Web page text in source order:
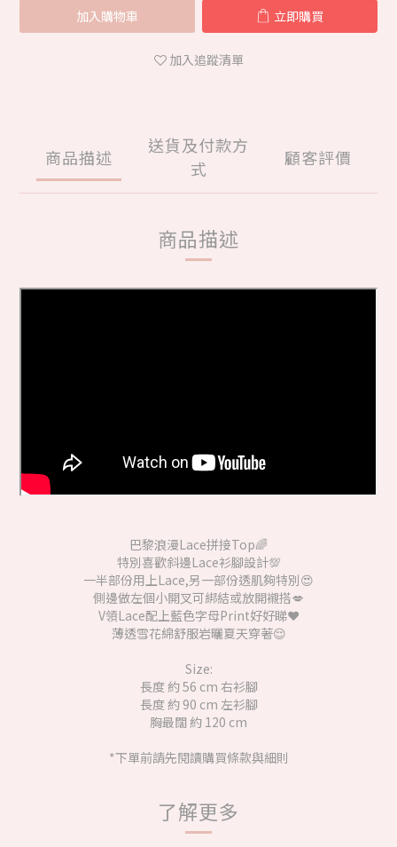
加入購物車 立即購買
加入追蹤清單
商品描述
送貨及付款方
式
顧客評價
商品描述
巴黎浪漫Lace拼接Top🌈
特別喜歡斜邊Lace衫腳設計💯
一半部份用上Lace,另一部份透肌夠特別😍
側邊做左個小開叉可綁結或放開襯搭💋
V領Lace配上藍色字母Print好好睇❤️
薄透雪花綿舒服岩曬夏天穿著😌
Size:
長度 約 56 cm 右衫腳
長度 約 90 cm 左衫腳
胸最闊 約 120 cm
*下單前請先閱讀購買條款與細則
了解更多